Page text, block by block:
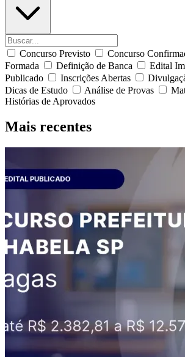
Concurso Previsto Concurso
Formada
Definição de Banca Edital
Publicado
Inscrições Abertas
Dicas de Estudo
Análise de Provas
Histórias de Aprovados
Mais recentes